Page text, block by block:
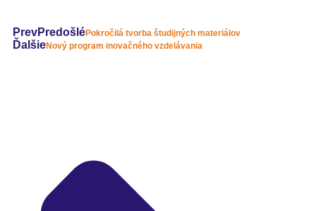
PrevPredošléPokročilá tvorba študijných materiálov
ĎalšieNový program inovačného vzdelávania